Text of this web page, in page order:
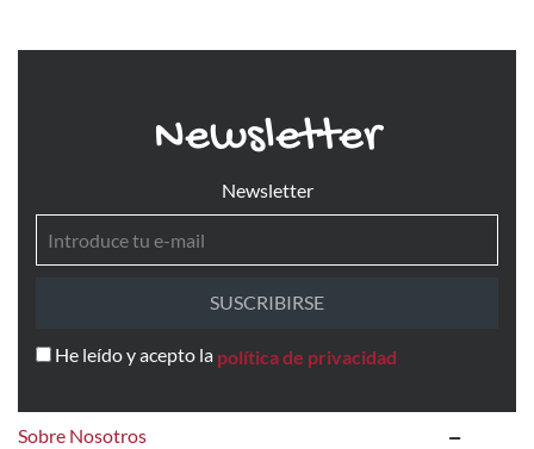
Newsletter
Newsletter
SUSCRIBIRSE
He leído y acepto la política de privacidad
Sobre Nosotros